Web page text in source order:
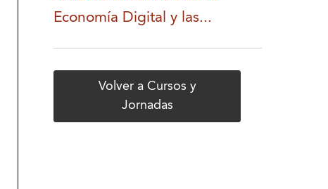
Economía Digital y las...
Volver a Cursos y
Jornadas